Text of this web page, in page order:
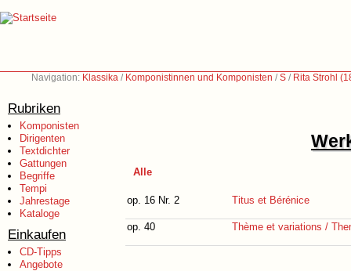
Navigation: Klassika / Komponistinnen und Komponisten /S / Rita Strohl
Rubriken
Komponisten
Dirigenten
Textdichter
Gattungen
Begriffe
Tempi
Jahrestage
Kataloge
Einkaufen
CD-Tipps
Angebote
Alle
op. 16 Nr. 2 Titus et Bérénice
op. 40 Thème et variations /